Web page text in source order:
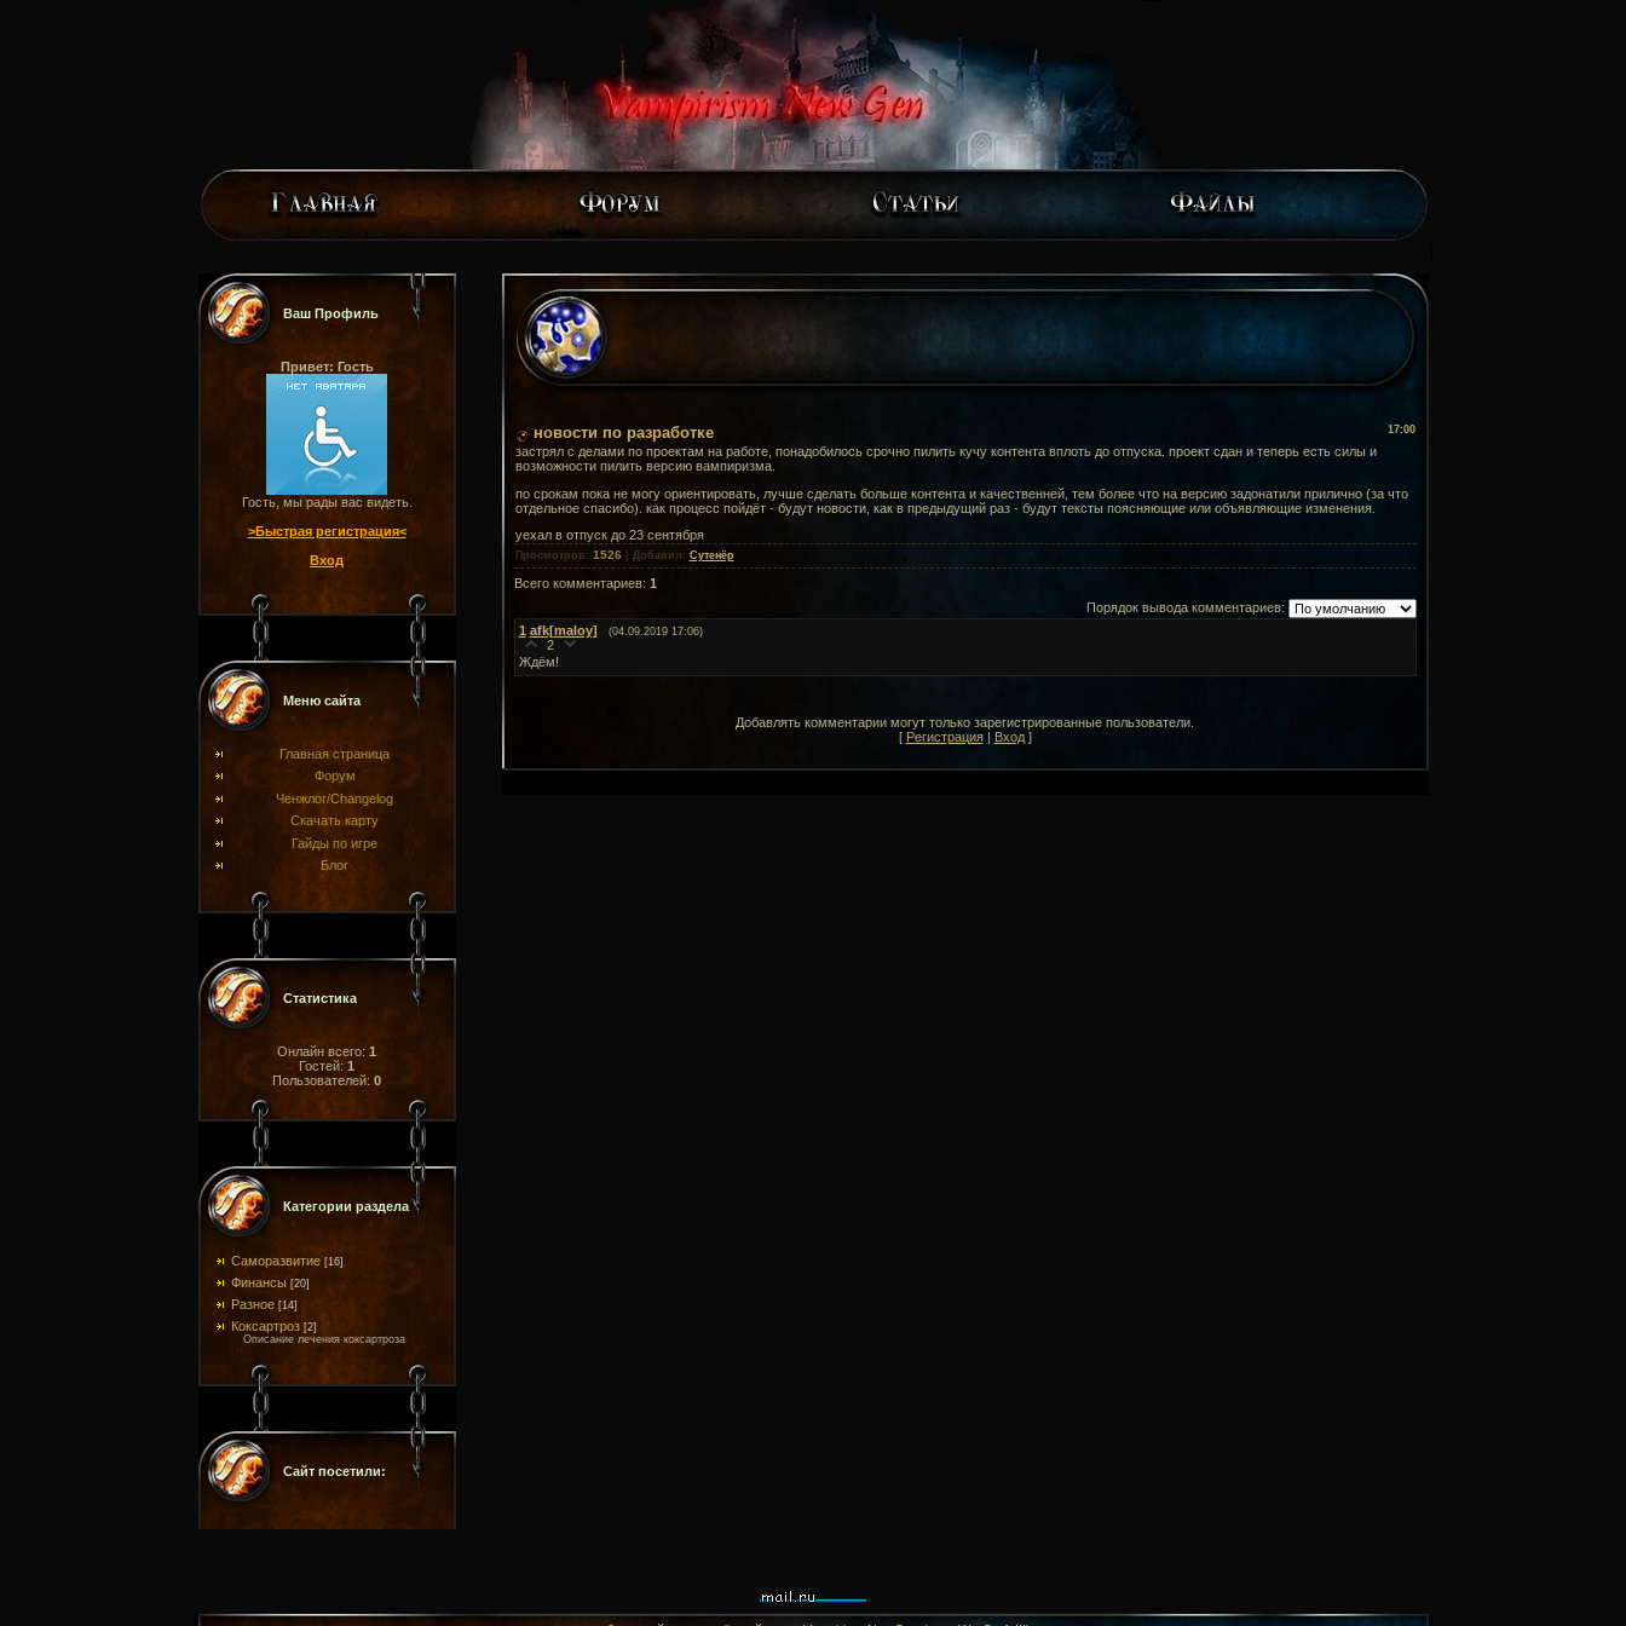
Ваш Профиль
Привет: Гость
Гость, мы рады вас видеть.
>Быстрая регистрация<
Вход
Меню сайта
Главная страница
Форум
Ченжлог/Changelog
Скачать карту
Гайды по игре
Блог
Статистика
Онлайн всего: 1
Гостей: 1
Пользователей: 0
Категории раздела
Саморазвитие [16]
Финансы [20]
Разное [14]
Коксартроз [2]
Описание лечения коксартроза
Сайт посетили:
17:00
новости по разработке
застрял с делами по проектам на работе, понадобилось срочно пилить кучу контента вплоть до отпуска. проект сдан и теперь есть силы и
возможности пилить версию вампиризма.
по срокам пока не могу ориентировать, лучше сделать больше контента и качественней, тем более что на версию задонатили прилично (за что
отдельное спасибо). как процесс пойдёт - будут новости, как в предыдущий раз - будут тексты поясняющие или объявляющие изменения.
уехал в отпуск до 23 сентября
Просмотров : 1526 Добавил : Сутенёр
Всего комментариев: 1
Порядок вывода комментариев:
1 afk[maloy] (04.09.2019 17:06)
2
Ждём!
Добавлять комментарии могут только зарегистрированные пользователи.
[ Регистрация| Вход]